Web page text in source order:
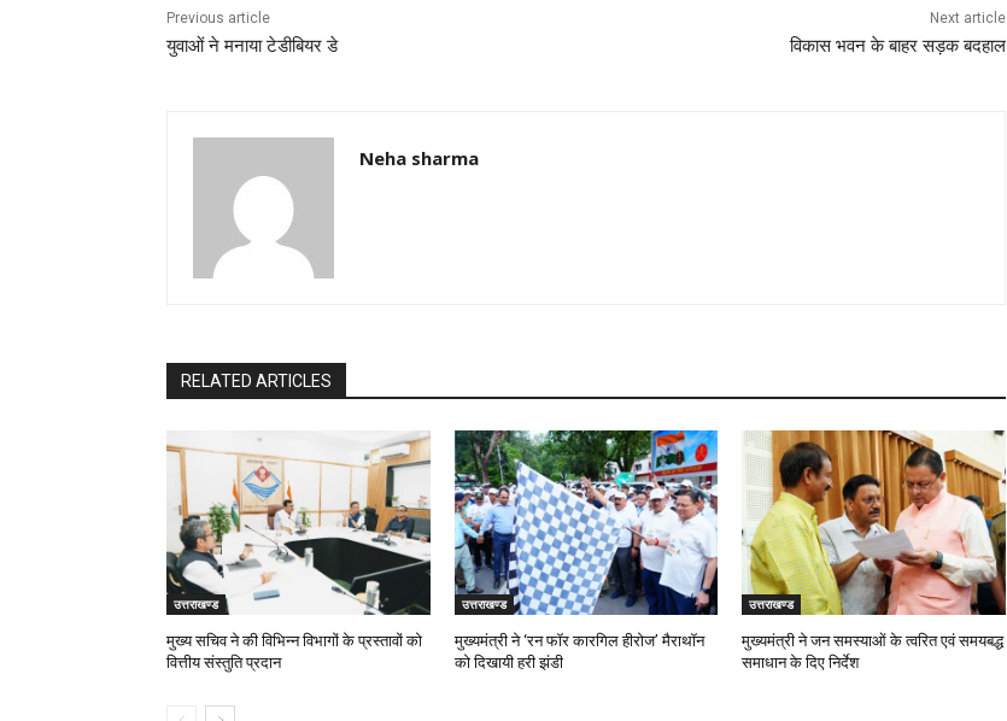
k
Previous article
युवाओं ने मनाया टेडीबियर डे
Next article
विकास भवन के बाहर सड़क बदहाल
Neha sharma
RELATED ARTICLES
उत्तराखण्ड
मुख्य सचिव ने की विभिन्न विभागों के प्रस्तावों को
वित्तीय संस्तुति प्रदान
उत्तराखण्ड
मुख्यमंत्री ने ‘रन फॉर कारगिल हीरोज’ मैराथॉन
को दिखायी हरी झंडी
उत्तराखण्ड
मुख्यमंत्री ने जन समस्याओं के त्वरित एवं समयबद्ध
समाधान के दिए निर्देश